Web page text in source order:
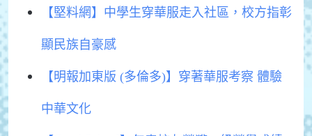
【堅料網】中學生穿華服走入社區，校方指彰
顯民族自豪感
【明報加東版 (多倫多)】穿著華服考察 體驗
中華文化